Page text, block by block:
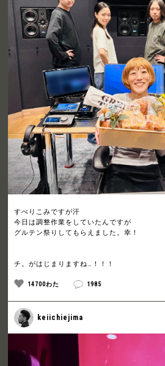
すべりこみですが汗
今日は調整作業をしていたんですが
グルテン祭りしてもらえました。幸！
チ。がはじまりますね…！！！
14700わた 1985
keiichiejima